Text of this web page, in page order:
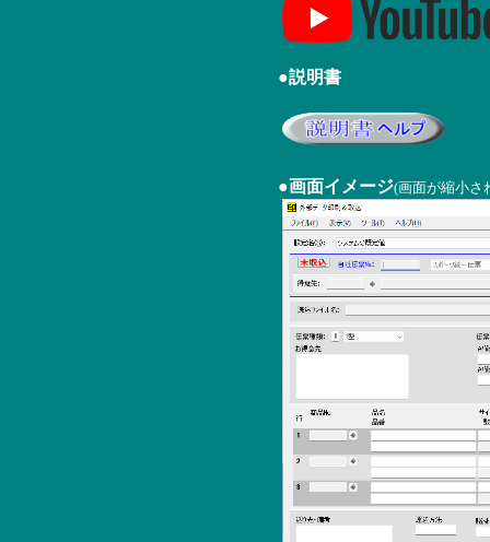
●説明書
●画面イメージ(画面が縮小さ